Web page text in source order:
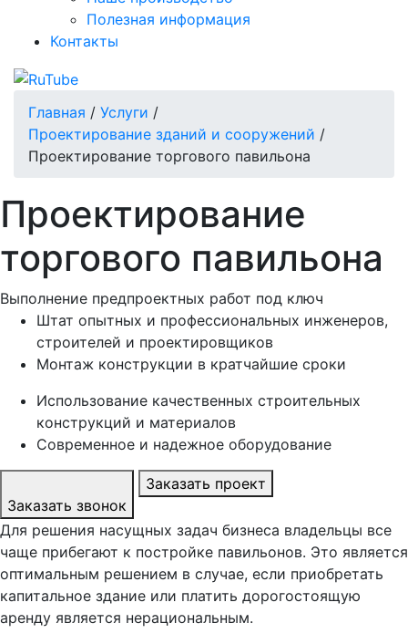
Полезная информация
Контакты
Главная / Услуги /
Проектирование зданий и сооружений /
Проектирование торгового павильона
Проектирование
торгового павильона
Выполнение предпроектных работ под ключ
Штат опытных и профессиональных инженеров,
строителей и проектировщиков
Монтаж конструкции в кратчайшие сроки
Использование качественных строительных
конструкций и материалов
Современное и надежное оборудование
Заказать звонок
Заказать проект
Для решения насущных задач бизнеса владельцы все
чаще прибегают к постройке павильонов. Это является
оптимальным решением в случае, если приобретать
капитальное здание или платить дорогостоящую
аренду является нерациональным.